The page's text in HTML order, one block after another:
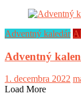
Adventný kaledár
Adventný
1. decembra 2022
Load More